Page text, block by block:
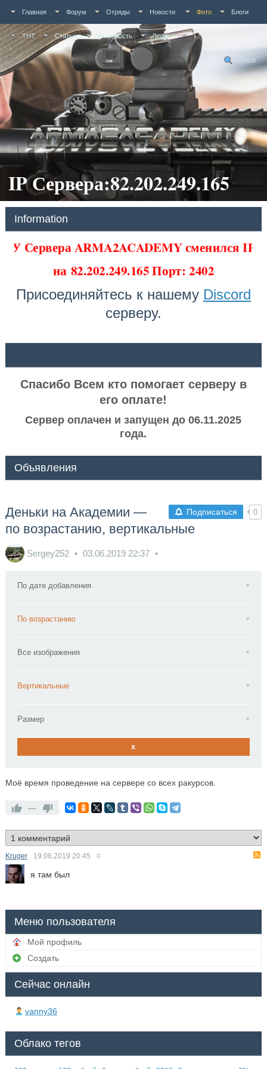
Главная Форум Отряды Новости Фото Блоги
ТНТ Статьи Активность Люди
Поиск
IP Сервера:82.202.249.165
Information
У Сервера ARMA2ACADEMY сменился IP
на82.202.249.165 Порт: 2402
Присоединяйтесь к нашему Discord
серверу.
Спасибо Всем кто помогает серверу в
его оплате!
Сервер оплачен и запущен до 06.11.2025
года.
Объявления
Подписаться 0
Деньки на Академии —
по возрастанию, вертикальные
Sergey252 03.06.2019 22:37
По дате добавления
По возрастанию
Все изображения
Вертикальные
Размер
x
Моё время проведение на сервере со всех ракурсов.
—
Kruger 19.06.2019 20:45 #
я там был
Меню пользователя
Мой профиль
Создать
Сейчас онлайн
vanny36
Облако тегов